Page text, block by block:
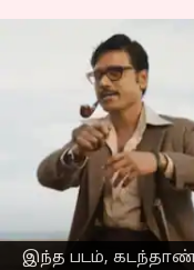
இந்த படம்,
இந்திய
டபுள்
எழுதியவர்
செய்தி முன்னோட்டம்